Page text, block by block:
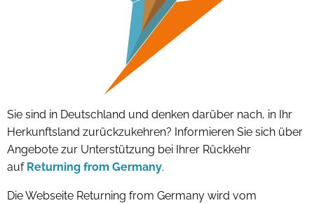
Sie sind in Deutschland und denken darüber nach, in Ihr
Herkunftsland zurückzukehren? Informieren Sie sich über
Angebote zur Unterstützung bei Ihrer Rückkehr
auf Returning from Germany.
Die Webseite Returning from Germany wird vom